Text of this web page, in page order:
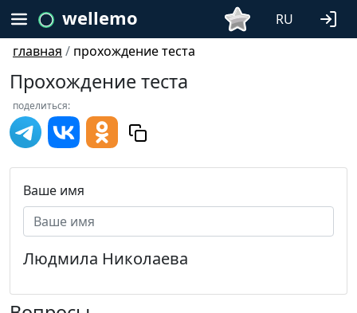
wellemo
RU
главная / прохождение теста
Прохождение теста
поделиться:
Ваше имя
Людмила Николаева